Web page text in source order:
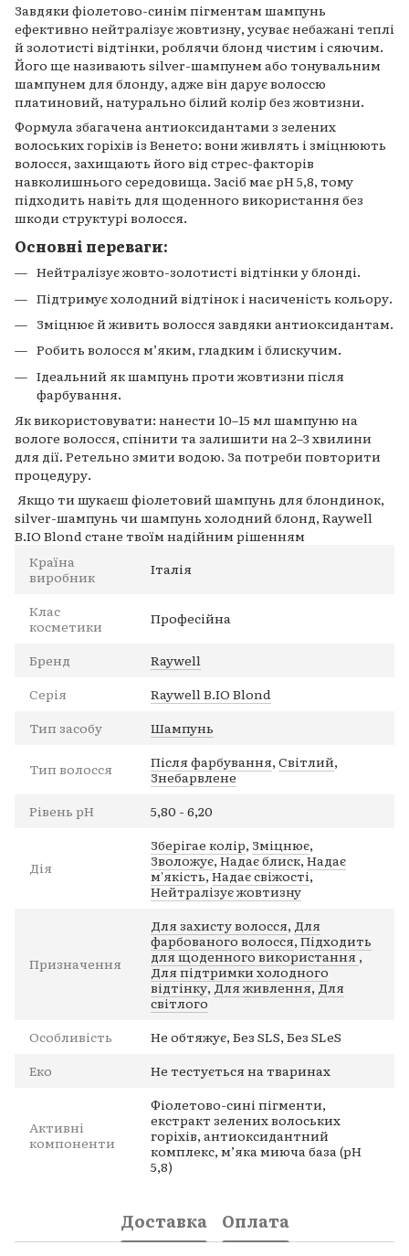
Завдяки фіолетово-синім пігментам шампунь
ефективно нейтралізує жовтизну, усуває небажані теплі
й золотисті відтінки, роблячи блонд чистим і сяючим.
Його ще називають silver-шампунем або тонувальним
шампунем для блонду, адже він дарує волоссю
платиновий, натурально білий колір без жовтизни.
Формула збагачена антиоксидантами з зелених
волоських горіхів із Венето: вони живлять і зміцнюють
волосся, захищають його від стрес-факторів
навколишнього середовища. Засіб має pH 5,8, тому
підходить навіть для щоденного використання без
шкоди структурі волосся.
Основні переваги:
Нейтралізує жовто-золотисті відтінки у блонді.
Підтримує холодний відтінок і насиченість кольору.
Зміцнює й живить волосся завдяки антиоксидантам.
Робить волосся м’яким, гладким і блискучим.
Ідеальний як шампунь проти жовтизни після
фарбування.
Як використовувати: нанести 10–15 мл шампуню на
вологе волосся, спінити та залишити на 2–3 хвилини
для дії. Ретельно змити водою. За потреби повторити
процедуру.
Якщо ти шукаєш фіолетовий шампунь для блондинок,
silver-шампунь чи шампунь холодний блонд, Raywell
B.IO Blond стане твоїм надійним рішенням
Країна
виробник
Італія
Клас
косметики
Професійна
Бренд
Raywell
Серія
Raywell B.IO Blond
Тип засобу
Шампунь
Тип волосся Після фарбування, Світлий,
Знебарвлене
Рівень pH
5,80 - 6,20
Дія
Зберігае колір, Зміцнює,
Зволожує,Надає блиск,Надає
м'якість,Надає свіжості,
Нейтралізує жовтизну
Призначення
Для захисту волосся, Для
фарбованого волосся,Підходить
для щоденного використання,
Для підтримки холодного
відтінку,Для живлення,Для
світлого
Особливість
Не обтяжує, Без SLS, Без SLeS
Еко
Не тестується на тваринах
Активні
компоненти
Фіолетово-сині пігменти,
екстракт зелених волоських
горіхів, антиоксидантний
комплекс, м’яка миюча база (pH
5,8)
Доставка Оплата